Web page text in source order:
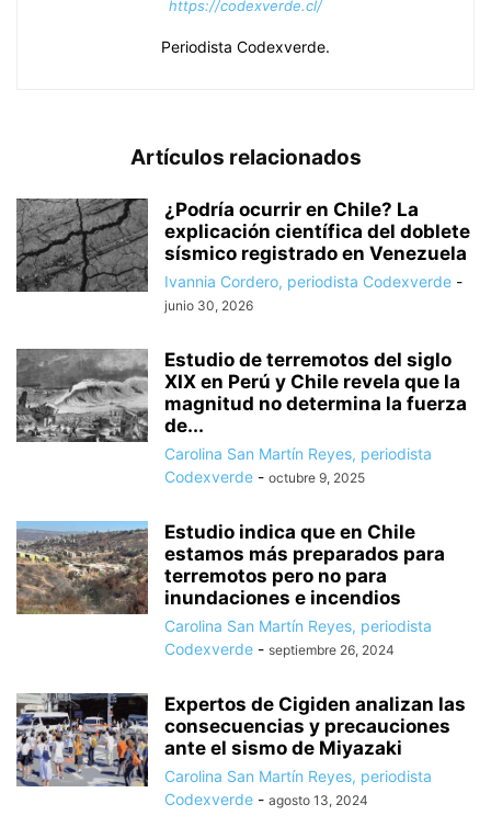
https://codexverde.cl/
Periodista Codexverde.
Artículos relacionados
¿Podría ocurrir en Chile? La
explicación científica del doblete
sísmico registrado en Venezuela
Ivannia Cordero, periodista Codexverde -
junio 30, 2026
Estudio de terremotos del siglo
XIX en Perú y Chile revela que la
magnitud no determina la fuerza
de...
Carolina San Martín Reyes, periodista
Codexverde - octubre 9, 2025
Estudio indica que en Chile
estamos más preparados para
terremotos pero no para
inundaciones e incendios
Carolina San Martín Reyes, periodista
Codexverde - septiembre 26, 2024
Expertos de Cigiden analizan las
consecuencias y precauciones
ante el sismo de Miyazaki
Carolina San Martín Reyes, periodista
Codexverde - agosto 13, 2024